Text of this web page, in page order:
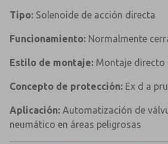
Tipo: Solenoide de acción directa
Funcionamiento: Normalmente
Estilo de montaje: Montaje directo
Concepto de protección: Ex d a
Aplicación: Automatización de
neumático en áreas peligrosas